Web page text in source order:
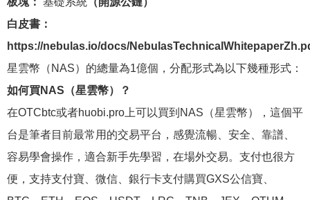
白皮書：
https://nebulas.io/docs/
星雲幣（NAS）的總量為1億個，分配形式為以下幾種形式：
如何買NAS（星雲幣）？
在OTCbtc或者huobi.pro上可以買到NAS（星雲幣），這個平
台是筆者目前最常用的交易平台，感覺流暢、安全、靠譜、
容易學會操作，適合新手先學習，在場外交易。支付也很方
便，支持支付寶、微信、銀行卡支付購買GXS公信寶、